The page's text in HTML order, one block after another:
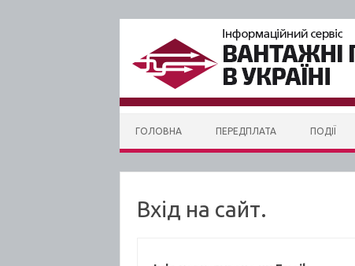
ГОЛОВНА ПЕРЕДПЛАТА ПОДІЇ
Вхід на сайт.